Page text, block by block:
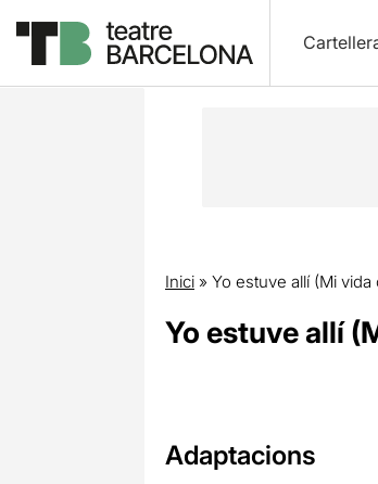
Inici» Yo estuve allí (Mi
Yo estuve allí
Adaptacions